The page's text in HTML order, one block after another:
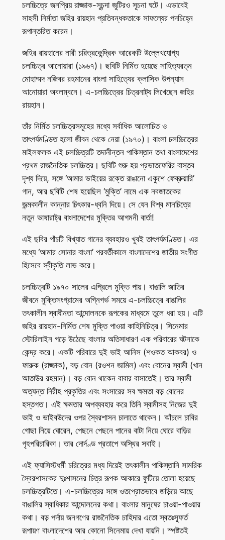
চলচ্চিত্রে জনপ্রিয় রাজ্জাক-সূচন্দা জুটিরও সূচনা ঘটে। এভাবেই
সাহসী নির্মাতা জহির রায়হান প্রতিবন্ধকতাকে সাফল্যের পদচিহ্নে
রূপান্তরিত করেন।
জহির রায়হানের নারী চরিত্রকেন্দ্রিক আরেকটি উল্লেখযোগ্য
চলচ্চিত্র আনোয়ারা (১৯৬৭)। ছবিটি নির্মিত হয়েছে সাহিত্যরত্ন
মোহাম্মদ নজিবর রহমানের বাংলা সাহিত্যের ক্লাসিক উপন্যাস
আনোয়ারা অবলম্বনে। এ-চলচ্চিত্রের চিত্রনাট্য লিখেছেন জহির
রায়হান।
তাঁর নির্মিত চলচ্চিত্রসমূহের মধ্যে সর্বাধিক আলোচিত ও
তাৎপর্যমণ্ডিত হলো জীবন থেকে নেয়া (১৯৭০)। বাংলা চলচ্চিত্রের
মাইলফলক এই চলচ্চিত্রটি তদানীন্তন পাকিস্তান তথা বাংলাদেশের
প্রথম রাজনৈতিক চলচ্চিত্র। ছবিটি শুরু হয় প্রভাতফেরির বাস্তব
দৃশ্য দিয়ে, সঙ্গে ‘আমার ভাইয়ের রক্তে রাঙানো একুশে ফেব্রুয়ারি’
গান, আর ছবিটি শেষ হয়েছিল ‘মুক্তি’ নামে এক নবজাতকের
জন্মকালীন কান্নার চিৎকার-ধ্বনি দিয়ে। সে যেন বিশ্ব মানচিত্রে
নতুন ভাষারাষ্ট্র বাংলাদেশের মুক্তির আগমনী বার্তা!
এই ছবির পাঁচটি বিখ্যাত গানের ব্যবহারও খুবই তাৎপর্যমণ্ডিত। এর
মধ্যে ‘আমার সোনার বাংলা’ পরবর্তীকালে বাংলাদেশের জাতীয় সংগীত
হিসেবে স্বীকৃতি লাভ করে।
চলচ্চিত্রটি ১৯৭০ সালের এপ্রিলে মুক্তি পায়। বাঙালি জাতির
জীবনে মুক্তিসংগ্রামের অগ্নিগর্ভ সময়ে এ-চলচ্চিত্রে বাঙালির
তৎকালীন স্বাধীনতা আন্দোলনকে রূপকের মাধ্যমে তুলে ধরা হয়। এটি
জহির রায়হান-নির্মিত শেষ মুক্তি পাওয়া কাহিনিচিত্র। সিনেমার
স্টোরিলাইন গড়ে উঠেছে বাংলার অতিসাধারণ এক পরিবারের ঘটনাকে
কেন্দ্র করে। একটি পরিবারে দুই ভাই আনিস (শওকত আকবর) ও
ফারুক (রাজ্জাক), বড় বোন (রওশন জামিল) এবং বোনের স্বামী (খান
আতাউর রহমান)। বড় বোন থাকেন বাবার বাসাতেই। তার স্বামী
অত্যন্ত নিরীহ প্রকৃতির এবং সংসারের সব ক্ষমতা বড় বোনের
হস্তগত। এই ক্ষমতার অপব্যবহার করে তিনি স্বামীসহ নিজের দুই
ভাই ও ভাইবউদের ওপর স্বৈরশাসন চালাতে থাকেন। আঁচলে চাবির
গোছা নিয়ে ঘোরেন, পেছনে পেছনে পানের বাটা নিয়ে ঘোরে বাড়ির
গৃহপরিচারিকা। তার দোর্দণ্ড প্রতাপে অস্থির সবাই।
এই ফ্যাসিস্টধর্মী চরিত্রের মধ্য দিয়েই তৎকালীন পাকিস্তানি সামরিক
স্বৈরশাসকের দুঃশাসনের চিত্র রূপক আকারে ফুটিয়ে তোলা হয়েছে
চলচ্চিত্রটিতে। এ-চলচ্চিত্রের সঙ্গে ওতপ্রোতভাবে জড়িয়ে আছে
বাঙালির স্বাধিকার আন্দোলনের কথা। বাংলার মানুষের চাওয়া-পাওয়ার
কথা। বড় পর্দায় জনগণের রাজনৈতিক চাহিদার এতো স্বতঃস্ফূর্ত
রূপায়ণ বাংলাদেশের আর কোনো সিনেমায় দেখা যায়নি। স্পষ্টতই